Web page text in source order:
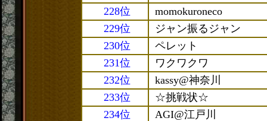
228位
momokuroneco
229位
ジャン振るジャン
230位
ペレット
231位
ワクワクワ
232位
kassy@神奈川
233位
☆挑戦状☆
234位
AGI@江戸川